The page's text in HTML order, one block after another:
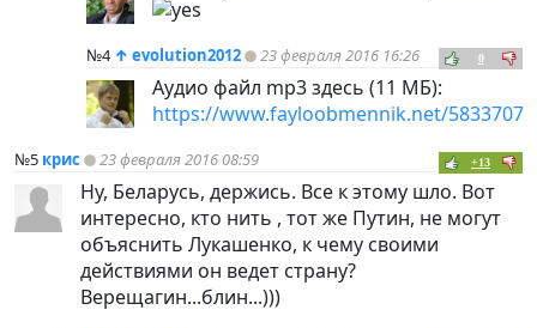
№4 ↑ evolution2012 23 февраля 2016 16:26 0
Аудио файл mp3 здесь (11 МБ):
https://www.fayloobmennik.net/5833707
№5 крис 23 февраля 2016 08:59 +13
Ну, Беларусь, держись. Все к этому шло. Вот
интересно, кто нить , тот же Путин, не могут
объяснить Лукашенко, к чему своими
действиями он ведет страну?
Верещагин...блин...)))